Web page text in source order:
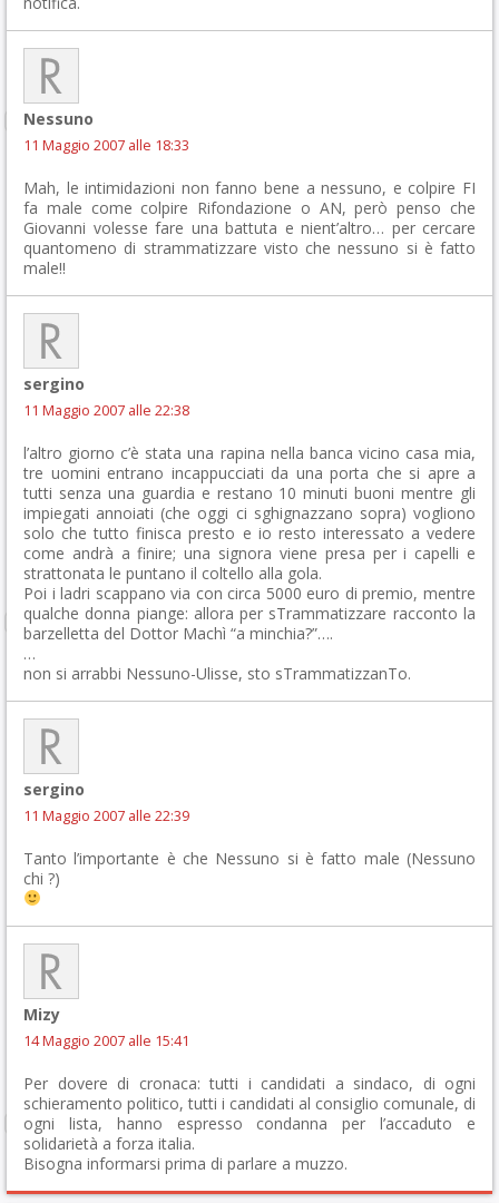
Nessuno
11 Maggio 2007 alle 18:33
Mah, le intimidazioni non fanno bene a nessuno, e colpire FI
fa male come colpire Rifondazione o AN, però penso che
Giovanni volesse fare una battuta e nient’altro… per cercare
quantomeno di strammatizzare visto che nessuno si è fatto
male!!
sergino
11 Maggio 2007 alle 22:38
l’altro giorno c’è stata una rapina nella banca vicino casa mia,
tre uomini entrano incappucciati da una porta che si apre a
tutti senza una guardia e restano 10 minuti buoni mentre gli
impiegati annoiati (che oggi ci sghignazzano sopra) vogliono
solo che tutto finisca presto e io resto interessato a vedere
come andrà a finire; una signora viene presa per i capelli e
strattonata le puntano il coltello alla gola.
Poi i ladri scappano via con circa 5000 euro di premio, mentre
qualche donna piange: allora per sTrammatizzare racconto la
barzelletta del Dottor Machì “a minchia?”….
…
non si arrabbi Nessuno-Ulisse, sto sTrammatizzanTo.
sergino
11 Maggio 2007 alle 22:39
Tanto l’importante è che Nessuno si è fatto male (Nessuno
chi ?)
Mizy
14 Maggio 2007 alle 15:41
Per dovere di cronaca: tutti i candidati a sindaco, di ogni
schieramento politico, tutti i candidati al consiglio comunale, di
ogni lista, hanno espresso condanna per l’accaduto e
solidarietà a forza italia.
Bisogna informarsi prima di parlare a muzzo.